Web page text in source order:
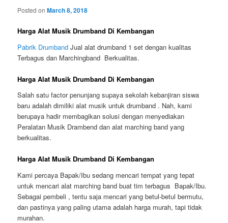
Posted onMarch 8, 2018
Harga Alat Musik Drumband Di Kembangan
Pabrik Drumband Jual alat drumband 1 set dengan kualitas
Terbagus dan Marchingband Berkualitas.
Harga Alat Musik Drumband Di Kembangan
Salah satu factor penunjang supaya sekolah kebanjiran siswa
baru adalah dimiliki alat musik untuk drumband . Nah, kami
berupaya hadir membagikan solusi dengan menyediakan
Peralatan Musik Drambend dan alat marching band yang
berkualitas.
Harga Alat Musik Drumband Di Kembangan
Kami percaya Bapak/Ibu sedang mencari tempat yang tepat
untuk mencari alat marching band buat tim terbagus Bapak/Ibu.
Sebagai pembeli , tentu saja mencari yang betul-betul bermutu,
dan pastinya yang paling utama adalah harga murah, tapi tidak
murahan.